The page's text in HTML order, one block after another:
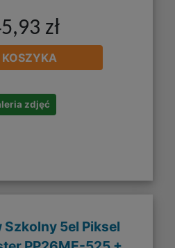
zł
KOSZYKA
zdjęć
Szkolny 5el Piksel